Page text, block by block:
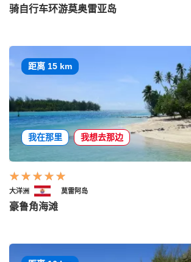
骑自行车环游莫奥雷亚岛
距离 15 km
我在那里 我想去那边
大洋洲 莫雷阿岛
豪鲁角海滩